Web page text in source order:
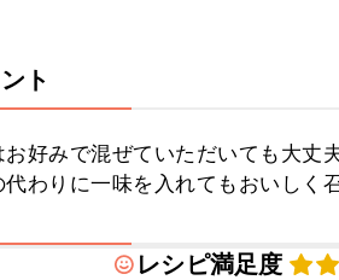
ト
好みで混ぜていただいても大丈夫
わりに一味を入れてもおいしく
レシピ満足度